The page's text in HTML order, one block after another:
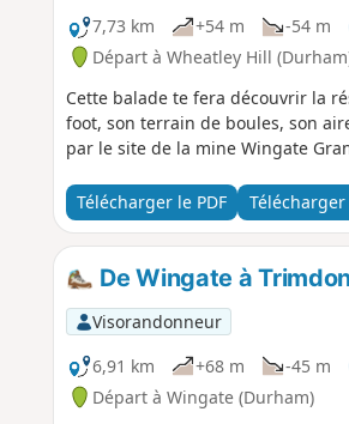
7,73 km
+54 m -54 m
Départ à Wheatley Hill
Cette balade te fera découvrir la
foot, son terrain de boules, son
par le site de la mine Wingate
Télécharger le PDF Télécharger
De Wingate à
Visorandonneur
6,91 km
+68 m -45 m
Départ à Wingate (Durham)